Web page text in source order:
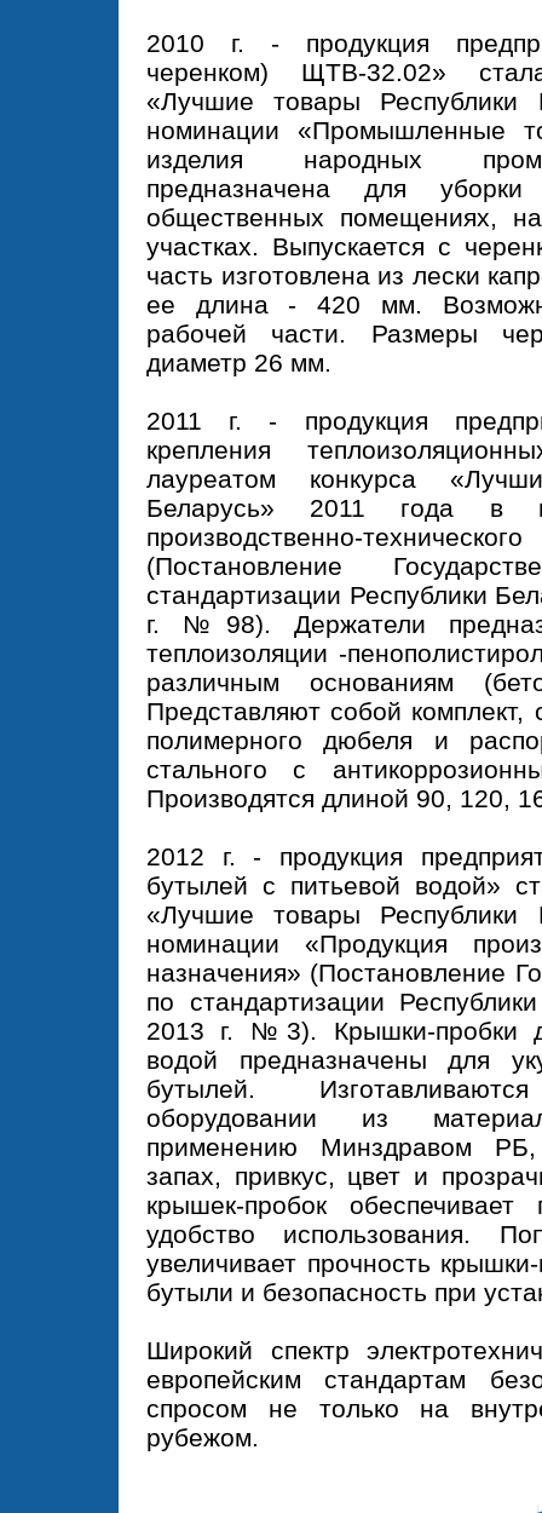
2010 г. - продукция
черенком) ЩТВ-32.02»
«Лучшие товары
номинации «Промышленные
изделия народных
предназначена для
общественных помещениях,
участках. Выпускается с
часть изготовлена из лески
ее длина - 420 мм.
рабочей части. Размеры
диаметр 26 мм.
2011 г. - продукция
крепления
лауреатом конкурса
Беларусь» 2011 года в
производственно-
(Постановление
стандартизации Республики
г. №98). Держатели
теплоизоляции -
различным основаниям
Представляют собой комплект,
полимерного дюбеля и
стального с
Производятся длиной 90, 120,
2012 г. - продукция
бутылей с питьевой водой»
«Лучшие товары
номинации «Продукция
назначения» (Постановление
по стандартизации
2013 г. №3). Крышки-пробки
водой предназначены для
бутылей.
оборудовании из
применению Минздравом
запах, привкус, цвет и
крышек-пробок обеспечивает
удобство использования.
увеличивает прочность
бутыли и безопасность при
Широкий спектр
европейским стандартам
спросом не только на
рубежом.